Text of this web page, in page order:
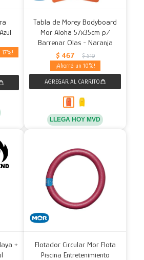
17
Tabla de Morey Bodyboard
Mor Aloha 57x35cm p/
Barrenar Olas - Naranja
$ 467 $ 519
10
LLEGA HOY MVD
+
Flotador Circular Mor Flota
Piscina Entretenimiento